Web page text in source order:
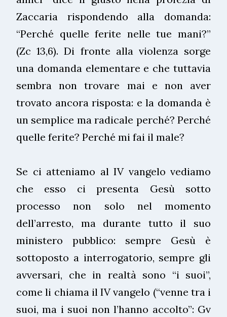
Zaccaria rispondendo alla domanda:
“Perché quelle ferite nelle tue mani?”
(Zc 13,6). Di fronte alla violenza sorge
una domanda elementare e che tuttavia
sembra non trovare mai e non aver
trovato ancora risposta: e la domanda è
un semplice ma radicale perché? Perché
quelle ferite? Perché mi fai il male?
Se ci atteniamo al IV vangelo vediamo
che esso ci presenta Gesù sotto
processo non solo nel momento
dell’arresto, ma durante tutto il suo
ministero pubblico: sempre Gesù è
sottoposto a interrogatorio, sempre gli
avversari, che in realtà sono “i suoi”,
come li chiama il IV vangelo (“venne tra i
suoi, ma i suoi non l’hanno accolto”: Gv